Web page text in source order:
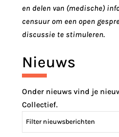
en delen van (medische)
censuur om een open
discussie te stimuleren.
Nieuws
Onder nieuws vind je
Collectief.
Filter nieuwsberichten